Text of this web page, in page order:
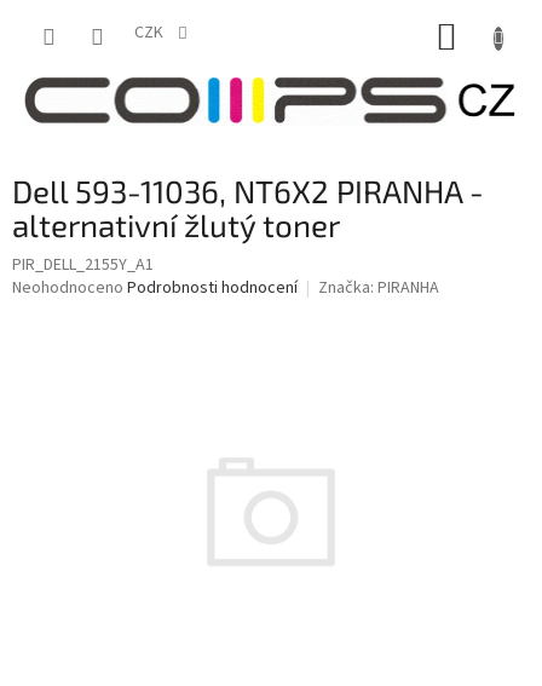
CZK
Dell 593-11036, NT6X2 PIRANHA -
alternativní žlutý toner
PIR_DELL_2155Y_A1
Průměrné
Neohodnoceno Podrobnosti hodnocení Značka: PIRANHA